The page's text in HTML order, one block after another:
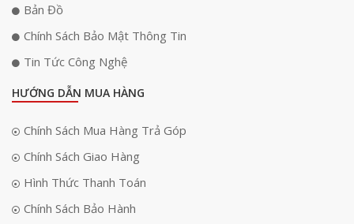
Bản Đồ
Chính Sách Bảo Mật Thông Tin
Tin Tức Công Nghệ
HƯỚNG DẪN MUA HÀNG
Chính Sách Mua Hàng Trả Góp
Chính Sách Giao Hàng
Hình Thức Thanh Toán
Chính Sách Bảo Hành